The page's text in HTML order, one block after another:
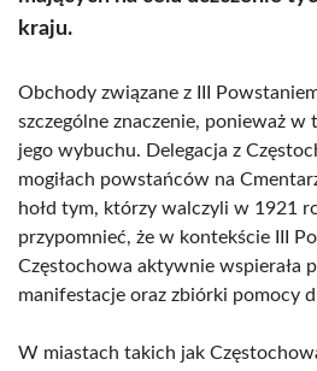
kraju.
Obchody związane z III
szczególne znaczenie, ponieważ
jego wybuchu. Delegacja z
mogiłach powstańców na
hołd tym, którzy walczyli w 1921
przypomnieć, że w kontekście III
Częstochowa aktywnie wspierała
manifestacje oraz zbiórki pomocy
W miastach takich jak